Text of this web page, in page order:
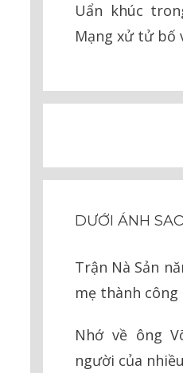
Uẩn khúc
Mạng xử tử bố
DƯỚI ÁNH
Trận Nà Sản
mẹ thành công
Nhớ về ông
người của